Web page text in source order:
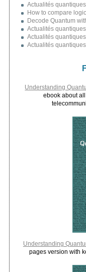
Actualités
How to compare
Decode Quantum
Actualités
Actualités
Actualités
Understanding
ebook about
Understanding
pages version with